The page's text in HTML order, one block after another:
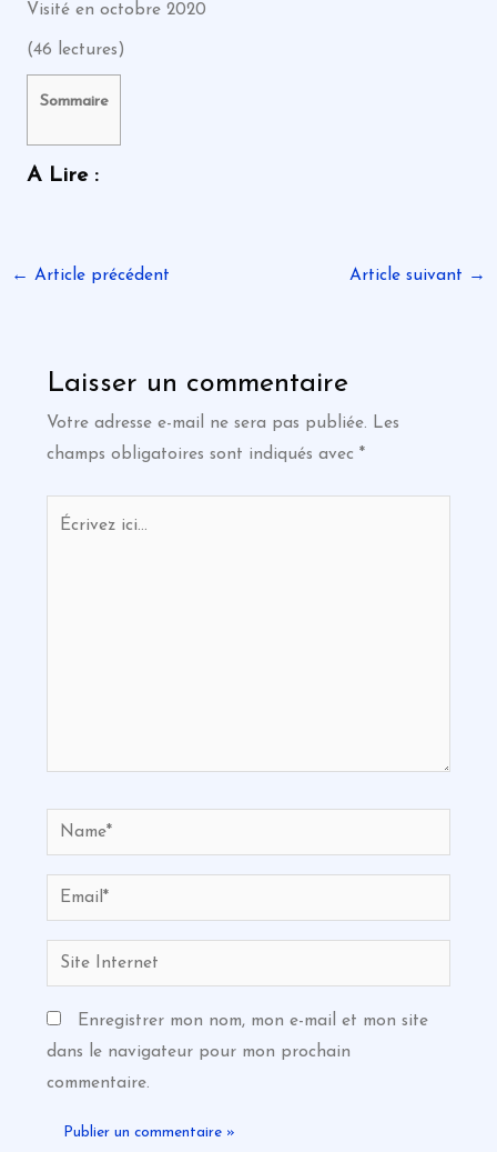
Visité en octobre 2020
(46 lectures)
Sommaire
A Lire :
← Article précédent Article suivant →
Laisser un commentaire
Votre adresse e-mail ne sera pas publiée. Les
champs obligatoires sont indiqués avec *
Écrivez
Name*
Email*
Site
Internet
Enregistrer mon nom, mon e-mail et mon site
dans le navigateur pour mon prochain
commentaire.